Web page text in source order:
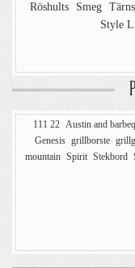
Röshults
Smeg
Style
111 22 Austin and
Genesis grillborste
mountain Spirit Stekbord